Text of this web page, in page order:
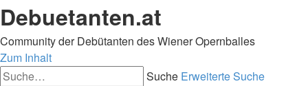
Debuetanten.at
Community der Debütanten des Wiener Opernballes
Zum Inhalt
Suche Erweiterte Suche